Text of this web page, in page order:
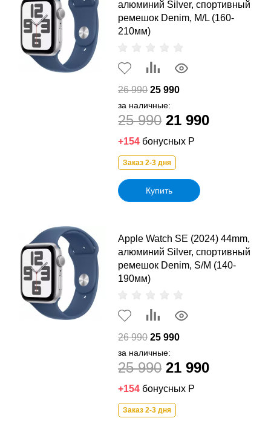
алюминий Silver, спортивный
ремешок Denim, M/L (160-
210мм)
26 990 25 990
за наличные:
25 990 21 990
+154 бонусных Р
Заказ 2-3 дня
Купить
Apple Watch SE (2024) 44mm,
алюминий Silver, спортивный
ремешок Denim, S/M (140-
190мм)
26 990 25 990
за наличные:
25 990 21 990
+154 бонусных Р
Заказ 2-3 дня